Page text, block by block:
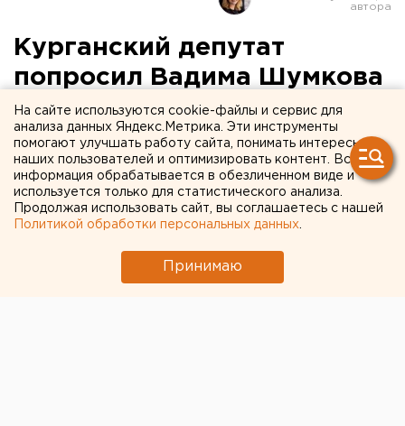
Курганский депутат
попросил Вадима Шумкова
сделать 31 декабря
выходным днем
На сайте используются cookie-файлы и сервис для
анализа данных Яндекс.Метрика. Эти инструменты
помогают улучшать работу сайта, понимать интересы
наших пользователей и оптимизировать контент. Вся
информация обрабатывается в обезличенном виде и
используется только для статистического анализа.
Продолжая использовать сайт, вы соглашаетесь с нашей
Политикой обработки персональных данных
Принимаю